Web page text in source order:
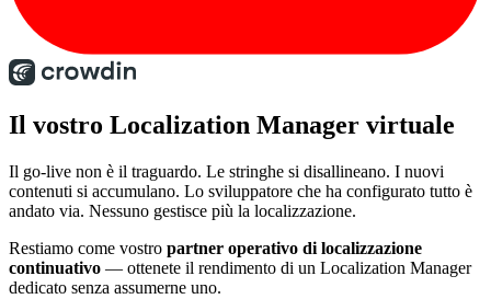
Il vostro Localization Manager virtuale
Il go-live non è il traguardo. Le stringhe si disallineano. I nuovi
contenuti si accumulano. Lo sviluppatore che ha configurato tutto è
andato via. Nessuno gestisce più la localizzazione.
Restiamo come vostro partner operativo di localizzazione
continuativo — ottenete il rendimento di un Localization Manager
dedicato senza assumerne uno.